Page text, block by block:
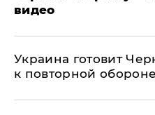
видео
Украина готовит
к повторной